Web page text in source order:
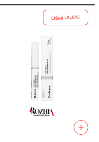
تخفیفریزون